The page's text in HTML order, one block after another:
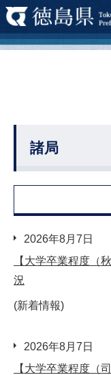
諸局
2026年8月7日
【大学卒業程度（
況
(新着情報)
2026年8月7日
【大学卒業程度（